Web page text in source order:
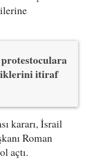
itiraf
kararı, İsrail
Roman
açtı.